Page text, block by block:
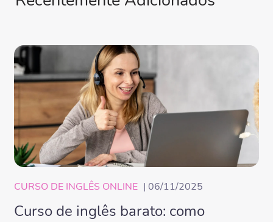
CURSO DE INGLÊS ONLINE | 06/11/2025
Curso de inglês barato: como